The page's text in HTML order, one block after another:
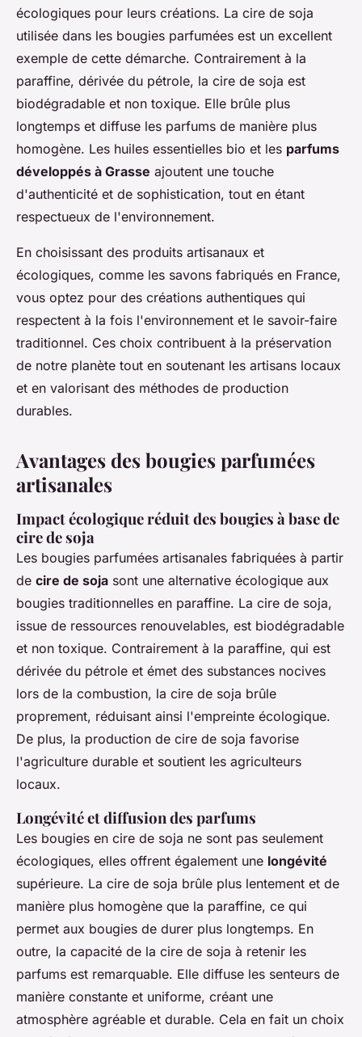
écologiques pour leurs créations. La cire de soja
utilisée dans les bougies parfumées est un excellent
exemple de cette démarche. Contrairement à la
paraffine, dérivée du pétrole, la cire de soja est
biodégradable et non toxique. Elle brûle plus
longtemps et diffuse les parfums de manière plus
homogène. Les huiles essentielles bio et les parfums
développés à Grasse ajoutent une touche
d'authenticité et de sophistication, tout en étant
respectueux de l'environnement.
En choisissant des produits artisanaux et
écologiques, comme les savons fabriqués en France,
vous optez pour des créations authentiques qui
respectent à la fois l'environnement et le savoir-faire
traditionnel. Ces choix contribuent à la préservation
de notre planète tout en soutenant les artisans locaux
et en valorisant des méthodes de production
durables.
Avantages des bougies parfumées
artisanales
Impact écologique réduit des bougies à base de
cire de soja
Les bougies parfumées artisanales fabriquées à partir
de cire de soja sont une alternative écologique aux
bougies traditionnelles en paraffine. La cire de soja,
issue de ressources renouvelables, est biodégradable
et non toxique. Contrairement à la paraffine, qui est
dérivée du pétrole et émet des substances nocives
lors de la combustion, la cire de soja brûle
proprement, réduisant ainsi l'empreinte écologique.
De plus, la production de cire de soja favorise
l'agriculture durable et soutient les agriculteurs
locaux.
Longévité et diffusion des parfums
Les bougies en cire de soja ne sont pas seulement
écologiques, elles offrent également une longévité
supérieure. La cire de soja brûle plus lentement et de
manière plus homogène que la paraffine, ce qui
permet aux bougies de durer plus longtemps. En
outre, la capacité de la cire de soja à retenir les
parfums est remarquable. Elle diffuse les senteurs de
manière constante et uniforme, créant une
atmosphère agréable et durable. Cela en fait un choix